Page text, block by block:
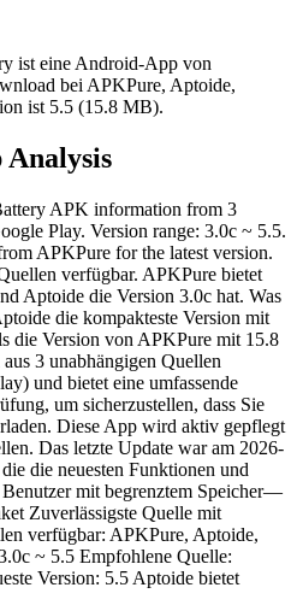
ist eine Android-App von
bei APKPure, Aptoide,
ist 5.5 (15.8 MB).
APK information from 3
Play. Version range: 3.0c ~ 5.5.
APKPure for the latest version.
verfügbar. APKPure bietet
Aptoide die Version 3.0c hat. Was
die kompakteste Version mit
die Version von APKPure mit 15.8
3 unabhängigen Quellen
und bietet eine umfassende
um sicherzustellen, dass Sie
Diese App wird aktiv gepflegt
Das letzte Update war am 2026-
die neuesten Funktionen und
Benutzer mit begrenztem Speicher—
Zuverlässigste Quelle mit
verfügbar: APKPure, Aptoide,
~ 5.5 Empfohlene Quelle:
Version: 5.5 Aptoide bietet